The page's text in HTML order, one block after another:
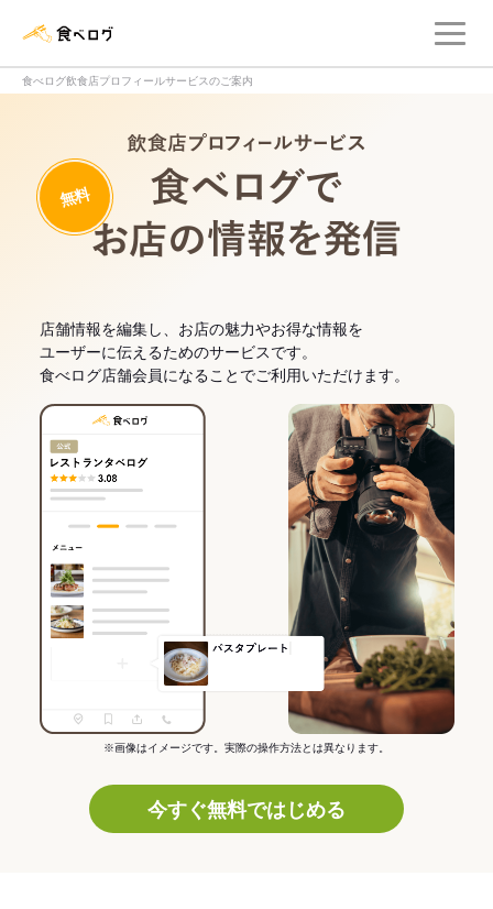
食べログ飲食店プロフィールサービスのご案内
無料
店舗情報を編集し、お店の魅力やお得な情報を
ユーザーに伝えるためのサービスです。
食べログ店舗会員になることでご利用いただけます。
※画像はイメージです。実際の操作方法とは異なります。
今すぐ無料ではじめる